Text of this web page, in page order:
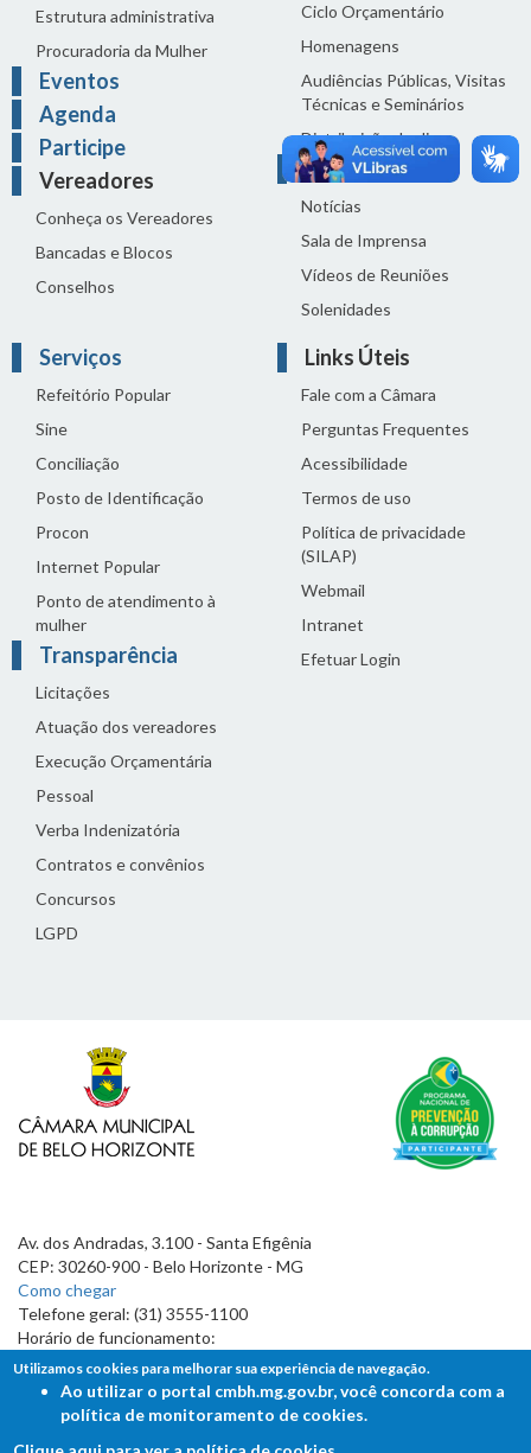
Estrutura administrativa
Procuradoria da Mulher
Eventos
Agenda
Participe
Vereadores
Conheça os Vereadores
Bancadas e Blocos
Conselhos
Ciclo Orçamentário
Homenagens
Audiências Públicas, Visitas
Técnicas e Seminários
Distribuição do dia
Comunicação
Notícias
Sala de Imprensa
Vídeos de Reuniões
Solenidades
Serviços
Refeitório Popular
Sine
Conciliação
Posto de Identificação
Procon
Internet Popular
Ponto de atendimento à
mulher
Transparência
Licitações
Atuação dos vereadores
Execução Orçamentária
Pessoal
Verba Indenizatória
Contratos e convênios
Concursos
LGPD
Links Úteis
Fale com a Câmara
Perguntas Frequentes
Acessibilidade
Termos de uso
Política de privacidade
(SILAP)
Webmail
Intranet
Efetuar Login
Av. dos Andradas, 3.100 - Santa Efigênia
CEP: 30260-900 - Belo Horizonte - MG
Como chegar
Telefone geral: (31) 3555-1100
Horário de funcionamento:
7h às 19h
Utilizamos cookies para melhorar sua experiência de navegação.
Ao utilizar o portal cmbh.mg.gov.br, você concorda com a
política de monitoramento de cookies.